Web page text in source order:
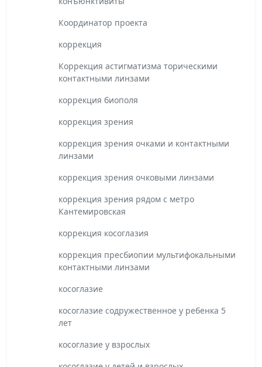
Координатор проекта
коррекция
Коррекция астигматизма торическими
контактными линзами
коррекция биополя
коррекция зрения
коррекция зрения очками и контактными
линзами
коррекция зрения очковыми линзами
коррекция зрения рядом с метро
Кантемировская
коррекция косоглазия
коррекция пресбиопии мультифокальными
контактными линзами
косоглазие
косоглазие содружественное у ребенка 5
лет
косоглазие у взрослых